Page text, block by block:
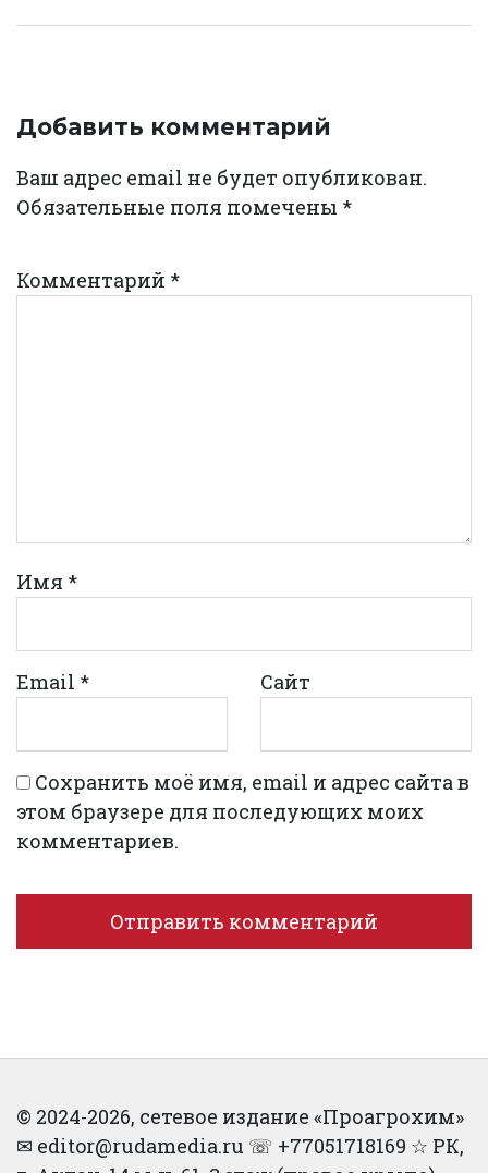
Добавить комментарий
Ваш адрес email не будет опубликован.
Обязательные поля помечены *
Комментарий *
Имя *
Email * Сайт
Сохранить моё имя, email и адрес сайта в
этом браузере для последующих моих
комментариев.
© 2024-2026, сетевое издание «Проагрохим»
✉︎ editor@rudamedia.ru ☏ +77051718169 ☆ РК,